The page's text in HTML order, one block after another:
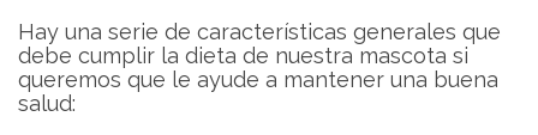
Hay una serie de características generales que
debe cumplir la dieta de nuestra mascota si
queremos que le ayude a mantener una buena
salud: